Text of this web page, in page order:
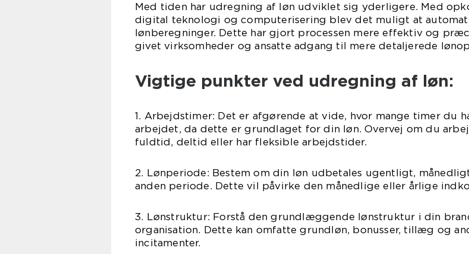
Med tiden har udregning af løn udviklet sig yderligere. Med
digital teknologi og computerisering blev det muligt at
lønberegninger. Dette har gjort processen mere effektiv og
givet virksomheder og ansatte adgang til mere detaljerede
Vigtige punkter ved udregning af løn:
1. Arbejdstimer: Det er afgørende at vide, hvor mange timer du
arbejdet, da dette er grundlaget for din løn. Overvej om du
fuldtid, deltid eller har fleksible arbejdstider.
2. Lønperiode: Bestem om din løn udbetales ugentligt,
anden periode. Dette vil påvirke den månedlige eller årlige
3. Lønstruktur: Forstå den grundlæggende lønstruktur i din
organisation. Dette kan omfatte grundløn, bonusser, tillæg og
incitamenter.